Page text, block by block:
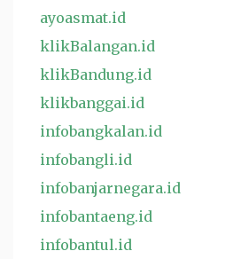
ayoasmat.id
klikBalangan.id
klikBandung.id
klikbanggai.id
infobangkalan.id
infobangli.id
infobanjarnegara.id
infobantaeng.id
infobantul.id